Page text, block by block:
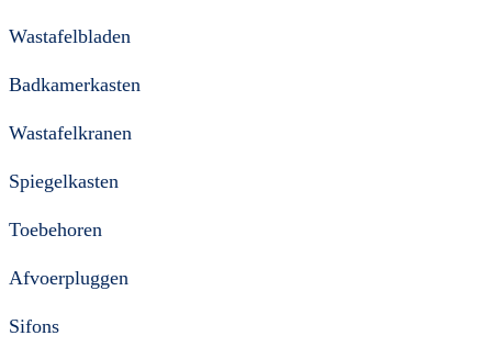
Wastafelbladen
Badkamerkasten
Wastafelkranen
Spiegelkasten
Toebehoren
Afvoerpluggen
Sifons